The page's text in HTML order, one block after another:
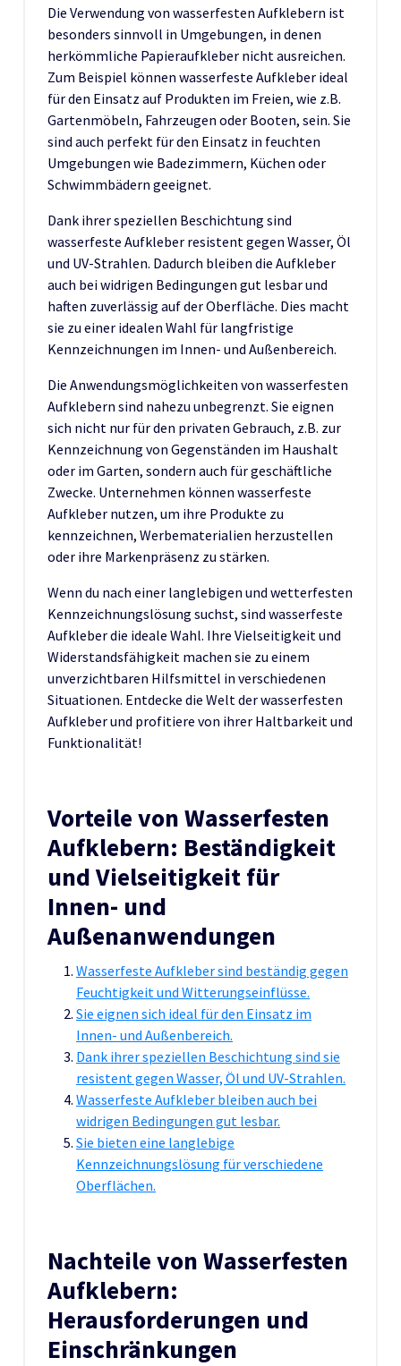
Die Verwendung von wasserfesten Aufklebern ist
besonders sinnvoll in Umgebungen, in denen
herkömmliche Papieraufkleber nicht ausreichen.
Zum Beispiel können wasserfeste Aufkleber ideal
für den Einsatz auf Produkten im Freien, wie z.B.
Gartenmöbeln, Fahrzeugen oder Booten, sein. Sie
sind auch perfekt für den Einsatz in feuchten
Umgebungen wie Badezimmern, Küchen oder
Schwimmbädern geeignet.
Dank ihrer speziellen Beschichtung sind
wasserfeste Aufkleber resistent gegen Wasser, Öl
und UV-Strahlen. Dadurch bleiben die Aufkleber
auch bei widrigen Bedingungen gut lesbar und
haften zuverlässig auf der Oberfläche. Dies macht
sie zu einer idealen Wahl für langfristige
Kennzeichnungen im Innen- und Außenbereich.
Die Anwendungsmöglichkeiten von wasserfesten
Aufklebern sind nahezu unbegrenzt. Sie eignen
sich nicht nur für den privaten Gebrauch, z.B. zur
Kennzeichnung von Gegenständen im Haushalt
oder im Garten, sondern auch für geschäftliche
Zwecke. Unternehmen können wasserfeste
Aufkleber nutzen, um ihre Produkte zu
kennzeichnen, Werbematerialien herzustellen
oder ihre Markenpräsenz zu stärken.
Wenn du nach einer langlebigen und wetterfesten
Kennzeichnungslösung suchst, sind wasserfeste
Aufkleber die ideale Wahl. Ihre Vielseitigkeit und
Widerstandsfähigkeit machen sie zu einem
unverzichtbaren Hilfsmittel in verschiedenen
Situationen. Entdecke die Welt der wasserfesten
Aufkleber und profitiere von ihrer Haltbarkeit und
Funktionalität!
Vorteile von Wasserfesten
Aufklebern: Beständigkeit
und Vielseitigkeit für
Innen- und
Außenanwendungen
Wasserfeste Aufkleber sind beständig gegen
Feuchtigkeit und Witterungseinflüsse.
Sie eignen sich ideal für den Einsatz im
Innen- und Außenbereich.
Dank ihrer speziellen Beschichtung sind sie
resistent gegen Wasser, Öl und UV-Strahlen.
Wasserfeste Aufkleber bleiben auch bei
widrigen Bedingungen gut lesbar.
Sie bieten eine langlebige
Kennzeichnungslösung für verschiedene
Oberflächen.
Nachteile von Wasserfesten
Aufklebern:
Herausforderungen und
Einschränkungen